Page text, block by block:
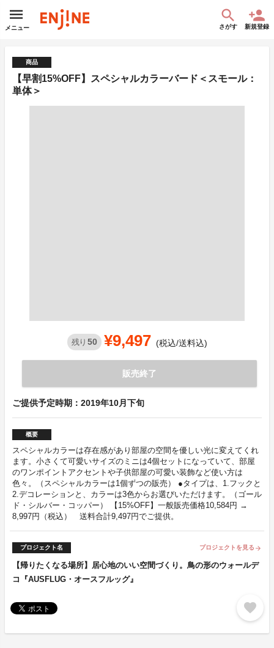
メニュー さがす 新規登録
商品
【早割15%OFF】スペシャルカラーバード＜スモール：
単体＞
残り 50 ¥9,497 (税込/送料込)
販売終了
ご提供予定時期：2019年10月下旬
概要
スペシャルカラーは存在感があり部屋の空間を優しい光に変えてくれ
ます。小さくて可愛いサイズのミニは4個セットになっていて、部屋
のワンポイントアクセントや子供部屋の可愛い装飾など使い方は
色々。（スペシャルカラーは1個ずつの販売） ●タイプは、1.フックと
2.デコレーションと、カラーは3色からお選びいただけます。（ゴール
ド・シルバー・コッパー） 【15%OFF】一般販売価格10,584円 →
8,997円（税込） 送料合計9,497円でご提供。
プロジェクト名 プロジェクトを見る arrow_forward
【帰りたくなる場所】居心地のいい空間づくり。鳥の形のウォールデ
コ『AUSFLUG・オースフルッグ』
favorite